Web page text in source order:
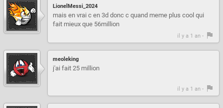
LionelMessi_2024
mais en vrai c en 3d donc c quand meme plus cool qui
fait mieux que 56million
il y a 1 an -
meoleking
j'ai fait 25 million
il y a 1 an -